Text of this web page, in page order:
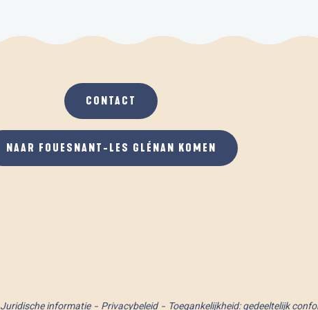
CONTACT
NAAR FOUESNANT-LES GLÉNAN KOMEN
Juridische informatie Privacybeleid Toegankelijkheid: gedeeltelijk